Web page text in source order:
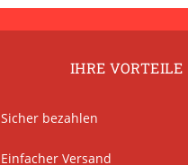
IHRE VORTEILE
Sicher bezahlen
Einfacher Versand